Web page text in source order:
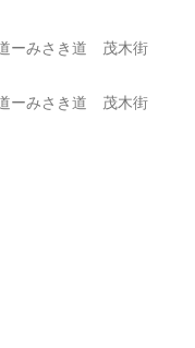
ーみさき道 茂木街
ーみさき道 茂木街